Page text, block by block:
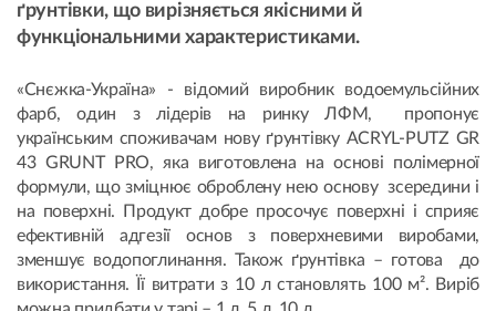
ґрунтівки, що вирізняється якісними й
функціональними характеристиками.
«Снєжка-Україна» - відомий виробник водоемульсійних
фарб, один з лідерів на ринку ЛФМ, пропонує
українським споживачам нову ґрунтівку ACRYL-PUTZ GR
43 GRUNT PRO, яка виготовлена на основі полімерної
формули, що зміцнює оброблену нею основу зсередини і
на поверхні. Продукт добре просочує поверхні і сприяє
ефективній адгезії основ з поверхневими виробами,
зменшує водопоглинання. Також ґрунтівка – готова до
використання. Її витрати з 10 л становлять 100 м². Виріб